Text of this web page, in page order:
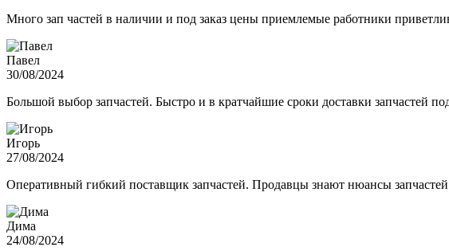
Много зап частей в наличии и под заказ цены приемлемые работники
Павел
30/08/2024
Большой выбор запчастей. Быстро и в кратчайшие сроки доставки запчастей
Игорь
27/08/2024
Оперативный гибкий поставщик запчастей. Продавцы знают нюансы
Дима
24/08/2024